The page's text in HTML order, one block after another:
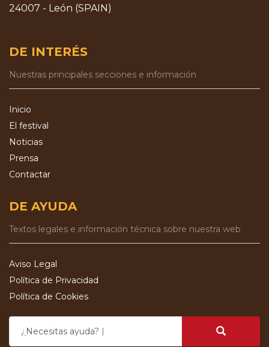
24007 - León (SPAIN)
DE INTERÉS
Nuestras principales secciones e información
Inicio
El festival
Noticias
Prensa
Contactar
DE AYUDA
Textos legales e información técnica sobre nuestra web
Aviso Legal
Política de Privacidad
Política de Cookies
¿Necesitas ayuda?